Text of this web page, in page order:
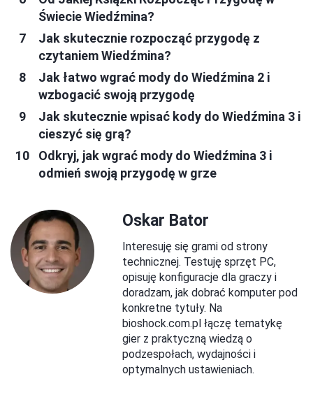
Świecie Wiedźmina?
Jak skutecznie rozpocząć przygodę z
czytaniem Wiedźmina?
Jak łatwo wgrać mody do Wiedźmina 2 i
wzbogacić swoją przygodę
Jak skutecznie wpisać kody do Wiedźmina 3 i
cieszyć się grą?
Odkryj, jak wgrać mody do Wiedźmina 3 i
odmień swoją przygodę w grze
Oskar Bator
Interesuję się grami od strony
technicznej. Testuję sprzęt PC,
opisuję konfiguracje dla graczy i
doradzam, jak dobrać komputer pod
konkretne tytuły. Na
bioshock.com.pl łączę tematykę
gier z praktyczną wiedzą o
podzespołach, wydajności i
optymalnych ustawieniach.